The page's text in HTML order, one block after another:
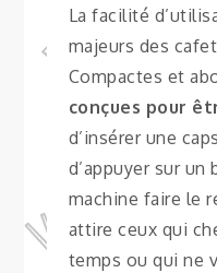
La facilité
majeurs des
Compactes et
conçues pour
d’insérer une
d’appuyer sur
machine faire le
attire ceux qui
temps ou qui ne